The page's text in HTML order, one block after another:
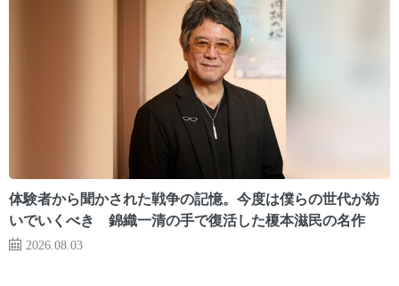
体験者から聞かされた戦争の記憶。今度は僕らの世代が紡
いでいくべき 錦織一清の手で復活した榎本滋民の名作
2026.08.03